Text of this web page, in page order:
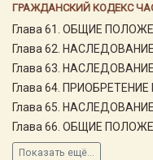
ГРАЖДАНСКИЙ КОДЕКС
Глава 61. ОБЩИЕ
Глава 62.
Глава 63.
Глава 64.
Глава 65.
Глава 66. ОБЩИЕ
Показать ещё...